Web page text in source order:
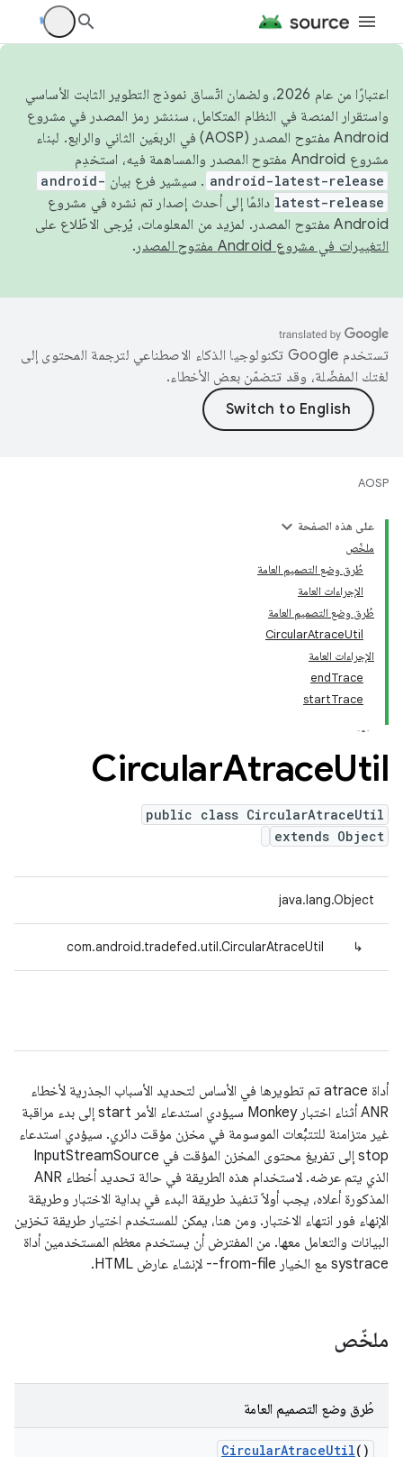
اعتبارًا من عام 2026، ولضمان اتّساق نموذج التطوير الثابت الأساسي
واستقرار المنصة في النظام المتكامل، سننشر رمز المصدر في مشروع
Android مفتوح المصدر (AOSP) في الربعَين الثاني والرابع. لبناء
مشروع Android مفتوح المصدر والمساهمة فيه، استخدِم
android-latest-release . سيشير فرع بيان android-
latest-release دائمًا إلى أحدث إصدار تم نشره في مشروع
Android مفتوح المصدر. لمزيد من المعلومات، يُرجى الاطّلاع على
التغييرات في مشروع Android مفتوح المصدر
.
تستخدم Google تكنولوجيا الذكاء الاصطناعي لترجمة المحتوى إلى
لغتك المفضّلة، وقد تتضمّن بعض الأخطاء.
AOSP
على هذه الصفحة
ملخّص
طُرق وضع التصميم العامة
الإجراءات العامة
طُرق وضع التصميم العامة
CircularAtraceUtil
الإجراءات العامة
endTrace
startTrace
CircularAtraceUtil
public class CircularAtraceUtil
extends Object
java.lang.Object
↳
com.android.tradefed.util.CircularAtraceUtil
أداة atrace تم تطويرها في الأساس لتحديد الأسباب الجذرية لأخطاء
ANR أثناء اختبار Monkey سيؤدي استدعاء الأمر start إلى بدء مراقبة
غير متزامنة للتتبُّعات الموسومة في مخزن مؤقت دائري. سيؤدي استدعاء
stop إلى تفريغ محتوى المخزن المؤقت في InputStreamSource
الذي يتم عرضه. لاستخدام هذه الطريقة في حالة تحديد أخطاء ANR
المذكورة أعلاه، يجب أولاً تنفيذ طريقة البدء في بداية الاختبار وطريقة
الإنهاء فور انتهاء الاختبار. ومن هنا، يمكن للمستخدم اختيار طريقة تخزين
البيانات والتعامل معها. من المفترض أن يستخدم معظم المستخدمين أداة
systrace مع الخيار ‎--from-file لإنشاء عارض HTML.
ملخّص
طُرق وضع التصميم العامة
CircularAtraceUtil()